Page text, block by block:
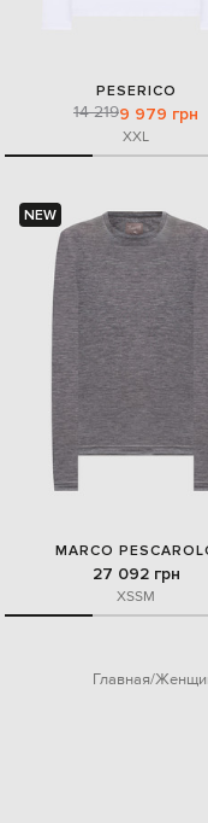
PESERICO
14 2199 979 грн
XXL
NEW
MARCO
27 092 грн
XSSM
Главная